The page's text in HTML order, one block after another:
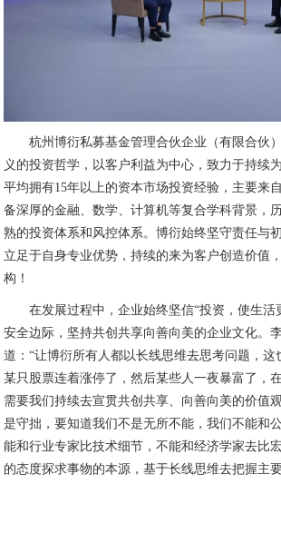
杭州博衍私募基金管理合伙企业（有限合伙
义的投资哲学，以客户利益为中心，致力于持续
平均拥有15年以上的资本市场投资经验，主要来
备深厚的金融、数学、计算机等复合学科背景，
熟的投资体系和风控体系。博衍始终坚守责任与
立足于自身专业优势，持续的来为客户创造价值
构！
在发展过程中，企业始终坚信“投资，使生
安全边际，坚持共创共享向善向美的企业文化。
道：“让博衍所有人都以长线思维去思考问题，
某只股票连着涨停了，然后某些人一夜暴富了，
需要我们持续去宣贯共创共享、向善向美的价值
是守拙，要知道我们不是无所不能，我们不能和
能和行业专家比技术细节，不能和经济学家去比
的态度探求事物的本源，基于长线思维去把握主